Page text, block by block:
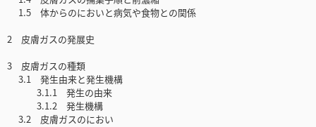
1.5 体からのにおいと病気や食物との関係
2 皮膚ガスの発展史
3 皮膚ガスの種類
3.1 発生由来と発生機構
3.1.1 発生の由来
3.1.2 発生機構
3.2 皮膚ガスのにおい